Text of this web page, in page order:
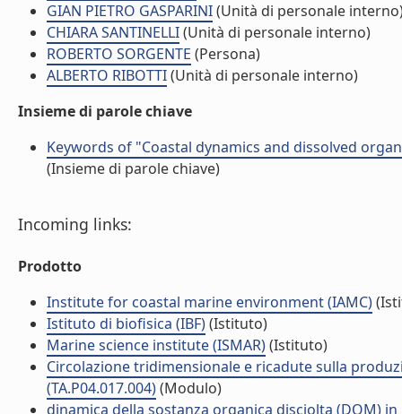
GIAN PIETRO GASPARINI(Unità di personale
CHIARA SANTINELLI(Unità di personale interno)
ROBERTO SORGENTE (Persona)
ALBERTO RIBOTTI(Unità di personale interno)
Insieme di parole chiave
Keywords of "Coastal dynamics and dissolved
(Insieme di parole chiave)
Incoming links:
Prodotto
Institute for coastal marine environment (IAMC)
Istituto di biofisica (IBF)(Istituto)
Marine science institute (ISMAR)(Istituto)
Circolazione tridimensionale e ricadute sulla
(TA.P04.017.004)(Modulo)
dinamica della sostanza organica disciolta (DOM) in